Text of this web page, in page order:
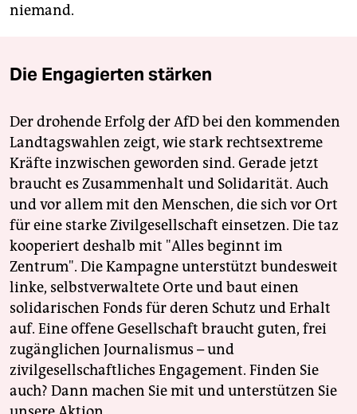
niemand.
Die Engagierten stärken
Der drohende Erfolg der AfD bei den kommenden
Landtagswahlen zeigt, wie stark rechtsextreme
Kräfte inzwischen geworden sind. Gerade jetzt
braucht es Zusammenhalt und Solidarität. Auch
und vor allem mit den Menschen, die sich vor Ort
für eine starke Zivilgesellschaft einsetzen. Die taz
kooperiert deshalb mit "Alles beginnt im
Zentrum". Die Kampagne unterstützt bundesweit
linke, selbstverwaltete Orte und baut einen
solidarischen Fonds für deren Schutz und Erhalt
auf. Eine offene Gesellschaft braucht guten, frei
zugänglichen Journalismus – und
zivilgesellschaftliches Engagement. Finden Sie
auch? Dann machen Sie mit und unterstützen Sie